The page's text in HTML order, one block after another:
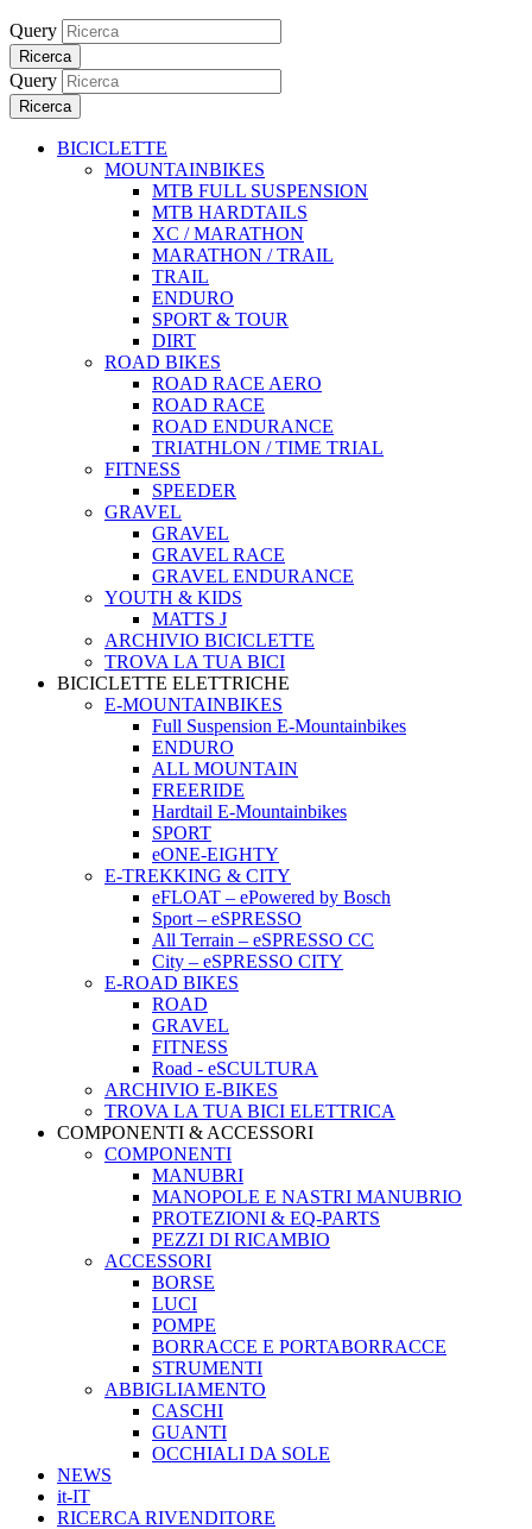
Query
Ricerca
Query
Ricerca
BICICLETTE
MOUNTAINBIKES
MTB FULL SUSPENSION
MTB HARDTAILS
XC / MARATHON
MARATHON / TRAIL
TRAIL
ENDURO
SPORT & TOUR
DIRT
ROAD BIKES
ROAD RACE AERO
ROAD RACE
ROAD ENDURANCE
TRIATHLON / TIME TRIAL
FITNESS
SPEEDER
GRAVEL
GRAVEL
GRAVEL RACE
GRAVEL ENDURANCE
YOUTH & KIDS
MATTS J
ARCHIVIO BICICLETTE
TROVA LA TUA BICI
BICICLETTE ELETTRICHE
E-MOUNTAINBIKES
Full Suspension E-Mountainbikes
ENDURO
ALL MOUNTAIN
FREERIDE
Hardtail E-Mountainbikes
SPORT
eONE-EIGHTY
E-TREKKING & CITY
eFLOAT – ePowered by Bosch
Sport – eSPRESSO
All Terrain – eSPRESSO CC
City – eSPRESSO CITY
E-ROAD BIKES
ROAD
GRAVEL
FITNESS
Road - eSCULTURA
ARCHIVIO E-BIKES
TROVA LA TUA BICI ELETTRICA
COMPONENTI & ACCESSORI
COMPONENTI
MANUBRI
MANOPOLE E NASTRI MANUBRIO
PROTEZIONI & EQ-PARTS
PEZZI DI RICAMBIO
ACCESSORI
BORSE
LUCI
POMPE
BORRACCE E PORTABORRACCE
STRUMENTI
ABBIGLIAMENTO
CASCHI
GUANTI
OCCHIALI DA SOLE
NEWS
it-IT
RICERCA RIVENDITORE